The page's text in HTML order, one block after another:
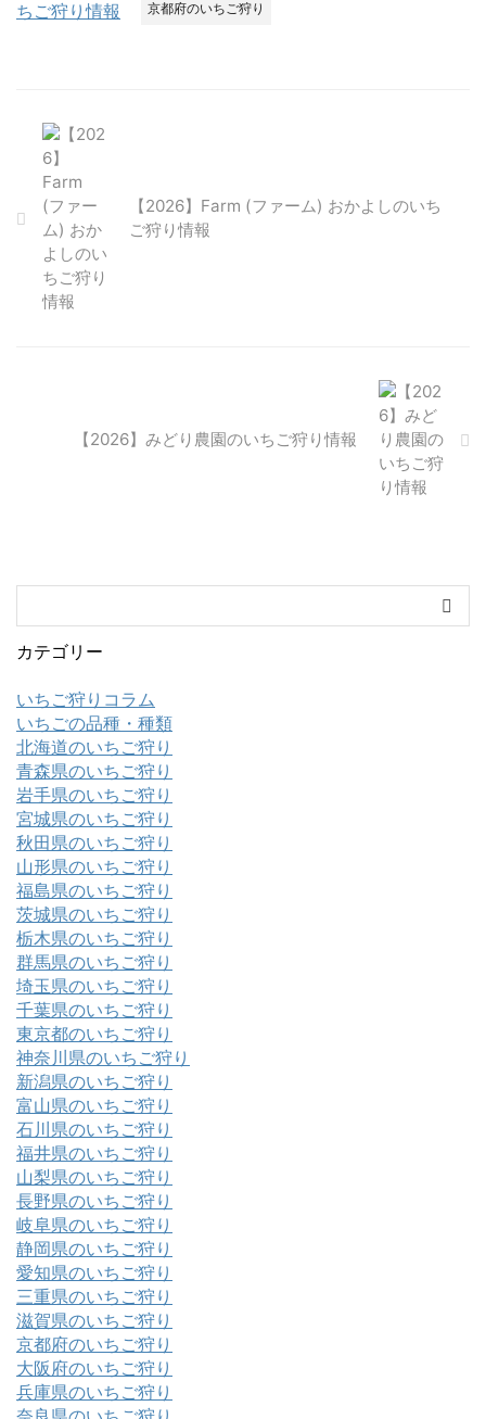
京都府のいちご狩り
【2026】Farm (ファーム) おかよしのいち
ご狩り情報
【2026】みどり農園のいちご狩り情報
カテゴリー
いちご狩りコラム
いちごの品種・種類
北海道のいちご狩り
青森県のいちご狩り
岩手県のいちご狩り
宮城県のいちご狩り
秋田県のいちご狩り
山形県のいちご狩り
福島県のいちご狩り
茨城県のいちご狩り
栃木県のいちご狩り
群馬県のいちご狩り
埼玉県のいちご狩り
千葉県のいちご狩り
東京都のいちご狩り
神奈川県のいちご狩り
新潟県のいちご狩り
富山県のいちご狩り
石川県のいちご狩り
福井県のいちご狩り
山梨県のいちご狩り
長野県のいちご狩り
岐阜県のいちご狩り
静岡県のいちご狩り
愛知県のいちご狩り
三重県のいちご狩り
滋賀県のいちご狩り
京都府のいちご狩り
大阪府のいちご狩り
兵庫県のいちご狩り